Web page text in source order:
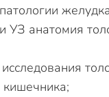
УЗ анатомия